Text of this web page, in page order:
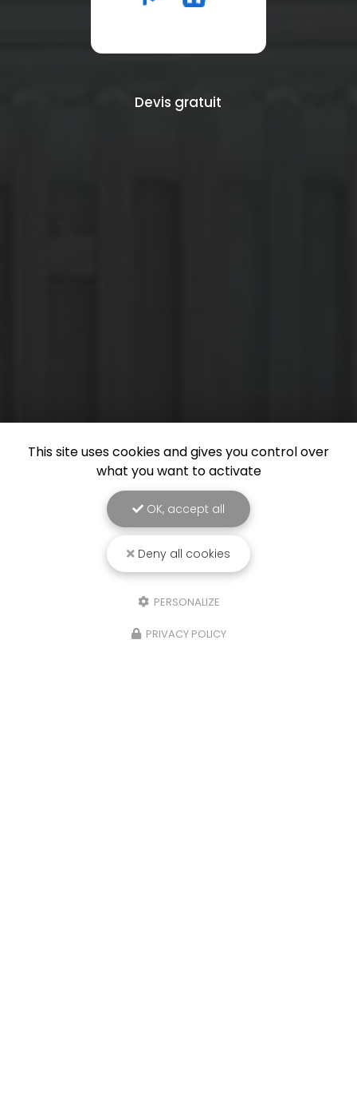
Devis gratuit
This site uses cookies and gives you control over
what you want to activate
OK, accept all
Deny all cookies
PERSONALIZE
PRIVACY POLICY